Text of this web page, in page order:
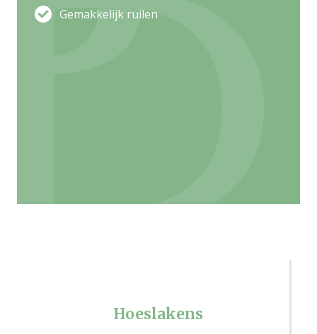
Gemakkelijk ruilen
Hoeslakens